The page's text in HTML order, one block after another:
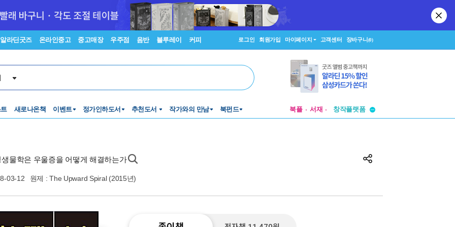
알라딘굿즈 온라인중고 중고매장 우주점 음반 블루레이 커피 로그인 회원가입 마이페이지 고객센터 장바구니(0)
새로나온책 이벤트 정가인하도서 추천도서 작가와의 만남 북펀드 북플 서재
창작플랫폼
물학은 우울증을 어떻게 해결하는가
03-12 원제 : The Upward Spiral (2015년)